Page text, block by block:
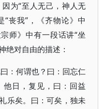
因为“至人无己，神人无
“丧我”，《齐物论》中
师》中有一段话讲“坐
绝对自由的描述：
：何谓也？曰：回忘仁
他日，复见，曰：回益
乐矣。曰：可矣，独未